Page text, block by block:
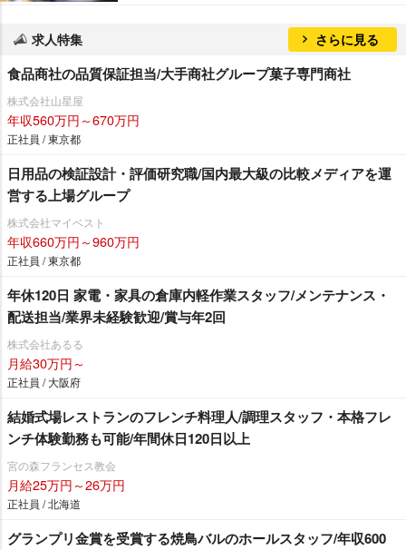
求人特集 さらに見る
食品商社の品質保証担当/大手商社グループ菓子専門商社
株式会社山星屋
年収560万円～670万円
正社員 / 東京都
日用品の検証設計・評価研究職/国内最大級の比較メディアを運
営する上場グループ
株式会社マイベスト
年収660万円～960万円
正社員 / 東京都
年休120日 家電・家具の倉庫内軽作業スタッフ/メンテナンス・
配送担当/業界未経験歓迎/賞与年2回
株式会社あるる
月給30万円～
正社員 / 大阪府
結婚式場レストランのフレンチ料理人/調理スタッフ・本格フレ
ンチ体験勤務も可能/年間休日120日以上
宮の森フランセス教会
月給25万円～26万円
正社員 / 北海道
グランプリ金賞を受賞する焼鳥バルのホールスタッフ/年収600